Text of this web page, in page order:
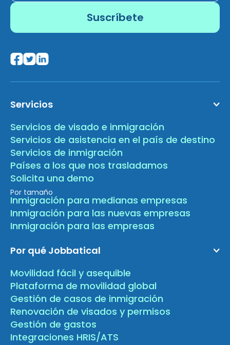
Servicios
Servicios de visado e inmigración
Servicios de asistencia en el país de destino
Servicios de inmigración
Países a los que nos trasladamos
Solicita una demo
Por tamaño
Inmigración para medianas empresas
Inmigración para las nuevas empresas
Inmigración para las empresas
Por qué Jobbatical
Movilidad fácil y asequible
Plataforma de movilidad global
Gestión de casos de inmigración
Renovación de visados y permisos
Gestión de gastos
Integraciones HRIS/ATS